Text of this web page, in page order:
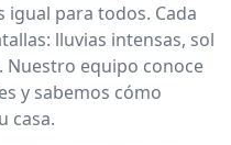
igual para todos. Cada
lluvias intensas, sol
Nuestro equipo conoce
y sabemos cómo
casa.